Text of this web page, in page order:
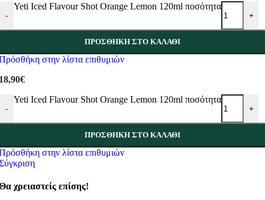
-
Yeti Iced Flavour Shot Orange Lemon 120ml ποσότητα
+
ΠΡΟΣΘΉΚΗ ΣΤΟ ΚΑΛΆΘΙ
στην λίστα επιθυμιών
€
-
Yeti Iced Flavour Shot Orange Lemon 120ml ποσότητα
+
ΠΡΟΣΘΉΚΗ ΣΤΟ ΚΑΛΆΘΙ
στην λίστα επιθυμιών
χρειαστείς επίσης!